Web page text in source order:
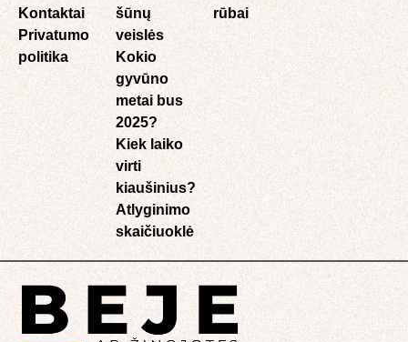
Kontaktai
Privatumo
politika
šūnų
veislės
Kokio
gyvūno
metai bus
2025?
Kiek laiko
virti
kiaušinius?
Atlyginimo
skaičiuoklė​
rūbai